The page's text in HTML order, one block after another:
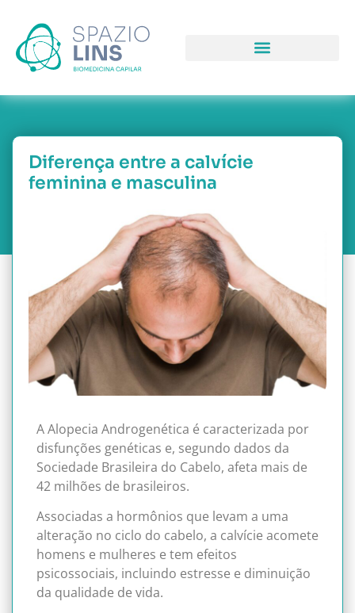
Diferença entre a calvície
feminina e masculina
A Alopecia Androgenética é caracterizada por
disfunções genéticas e, segundo dados da
Sociedade Brasileira do Cabelo, afeta mais de
42 milhões de brasileiros.
Associadas a hormônios que levam a uma
alteração no ciclo do cabelo, a calvície acomete
homens e mulheres e tem efeitos
psicossociais, incluindo estresse e diminuição
da qualidade de vida.